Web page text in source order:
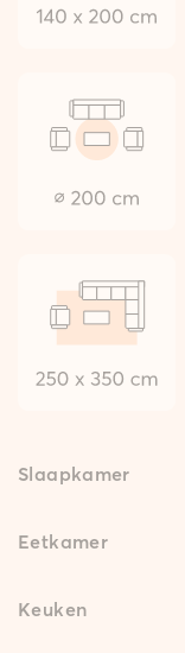
Slaapkamer
Eetkamer
Keuken